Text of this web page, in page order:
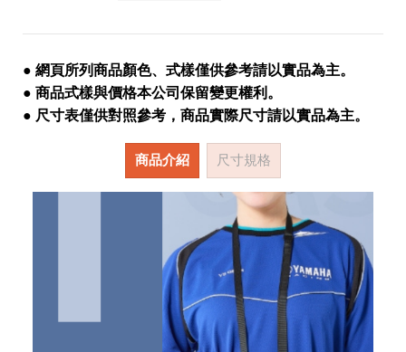
● 網頁所列商品顏色、式樣僅供參考請以實品為主。
● 商品式樣與價格本公司保留變更權利。
● 尺寸表僅供對照參考，商品實際尺寸請以實品為主。
商品介紹 尺寸規格